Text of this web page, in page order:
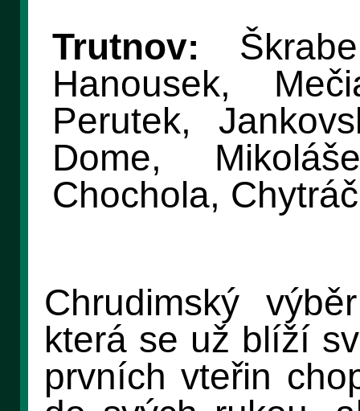
Trutnov:
Hanousek,
Perutek,
Dome,
Chochola,
Chrudimský
která se už blíží
prvních vteřin